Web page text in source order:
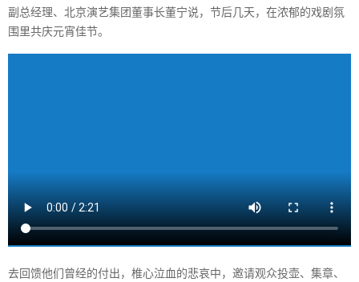
副总经理、北京演艺集团董事长董宁说，节后几天，在浓郁的戏剧氛
围里共庆元宵佳节。
去回馈他们曾经的付出，椎心泣血的悲哀中，邀请观众投壶、集章、